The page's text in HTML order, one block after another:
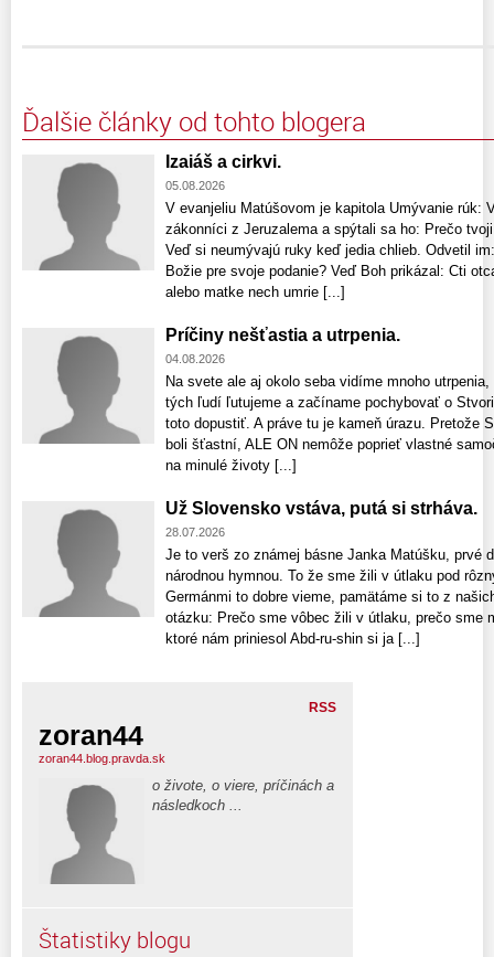
Ďalšie články od tohto blogera
Izaiáš a cirkvi.
05.08.2026
V evanjeliu Matúšovom je kapitola Umývanie rúk:
zákonníci z Jeruzalema a spýtali sa ho: Prečo
Veď si neumývajú ruky keď jedia chlieb. Odvetil
Božie pre svoje podanie? Veď Boh prikázal: Cti
alebo matke nech umrie [...]
Príčiny nešťastia a utrpenia.
04.08.2026
Na svete ale aj okolo seba vidíme mnoho
tých ľudí ľutujeme a začíname pochybovať o
toto dopustiť. A práve tu je kameň úrazu. Pretože
boli šťastní, ALE ON nemôže poprieť vlastné
na minulé životy [...]
Už Slovensko vstáva, putá si strháva.
28.07.2026
Je to verš zo známej básne Janka Matúšku, prvé
národnou hymnou. To že sme žili v útlaku pod
Germánmi to dobre vieme, pamätáme si to z
otázku: Prečo sme vôbec žili v útlaku, prečo sme
ktoré nám priniesol Abd-ru-shin si ja [...]
RSS
zoran44
zoran44.blog.pravda.sk
o živote, o viere, príčinách a
následkoch ...
Štatistiky blogu